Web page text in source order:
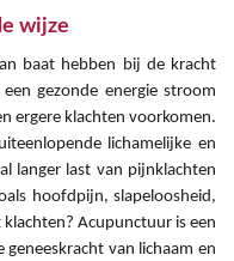
wijze
baat hebben bij de kracht
gezonde energie stroom
ergere klachten voorkomen.
lichamelijke en
langer last van pijnklachten
hoofdpijn, slapeloosheid,
Acupunctuur is een
van lichaam en